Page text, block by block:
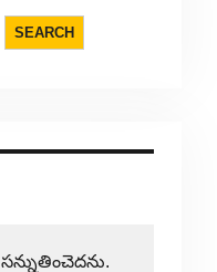
SEARCH
సన్నుతించెదను.